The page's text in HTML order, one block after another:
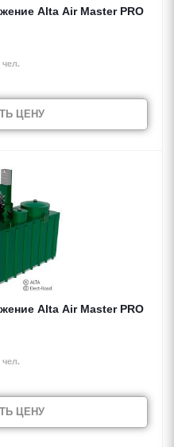
Alta Air Master PRO
ЦЕНУ
Alta Air Master PRO
ЦЕНУ